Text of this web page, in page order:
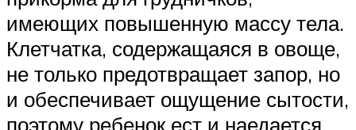
имеющих повышенную массу тела.
Клетчатка, содержащаяся в овоще,
не только предотвращает запор, но
и обеспечивает ощущение сытости,
поэтому ребенок ест и наедается